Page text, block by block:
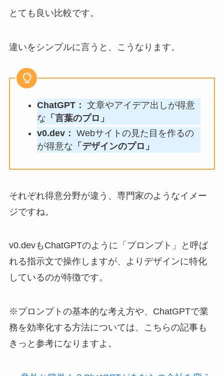
とても良い比較です。
違いをシンプルに言うと、こうなります。
ChatGPT： 文章やアイデア出しが得意
な 「言葉のプロ」
v0.dev： Webサイトの見た目を作るの
が得意な 「デザインのプロ」
それぞれ得意分野が違う、専門家のようなイメー
ジですね。
v0.devもChatGPTのように「プロンプト」と呼ば
れる指示文で操作しますが、よりデザインに特化
しているのが特徴です。
※プロンプトの基本的な考え方や、ChatGPTで業
務を効率化する方法については、こちらの記事も
きっと参考になりますよ。